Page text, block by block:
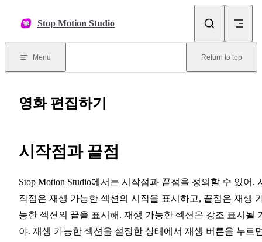
Stop Motion Studio
Menu Return to top
영화 편집하기
시작점과 끝점
Stop Motion Studio에서는 시작점과 끝점을 정의할 수 있어.
작점은 재생 가능한 섹션의 시작을 표시하고, 끝점은 재생
능한 섹션의 끝을 표시해. 재생 가능한 섹션은 강조 표시될
야. 재생 가능한 섹션을 설정한 상태에서 재생 버튼을 누르